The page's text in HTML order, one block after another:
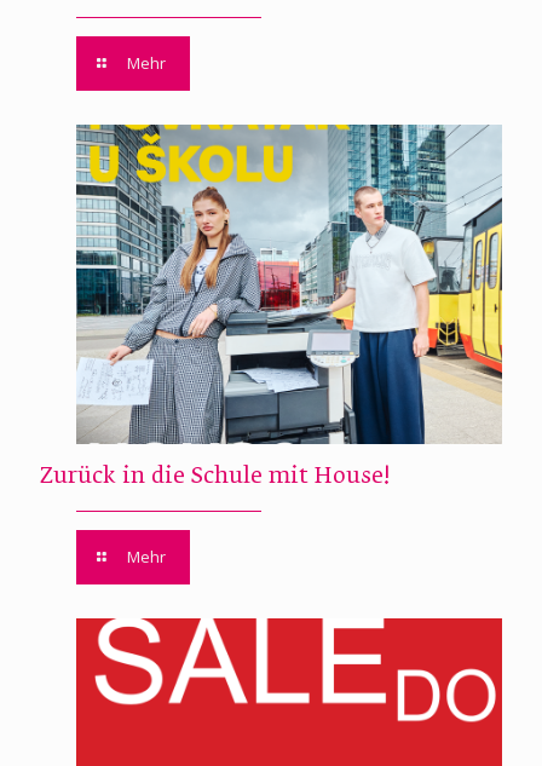
Mehr
Zurück in die Schule mit House!
Mehr